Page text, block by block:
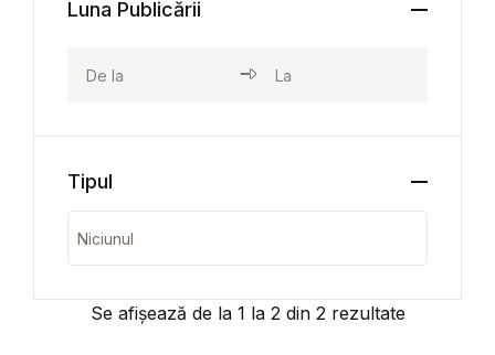
Se afișează de la 1 la 2din 2rezultate
Luna Publicării
Tipul